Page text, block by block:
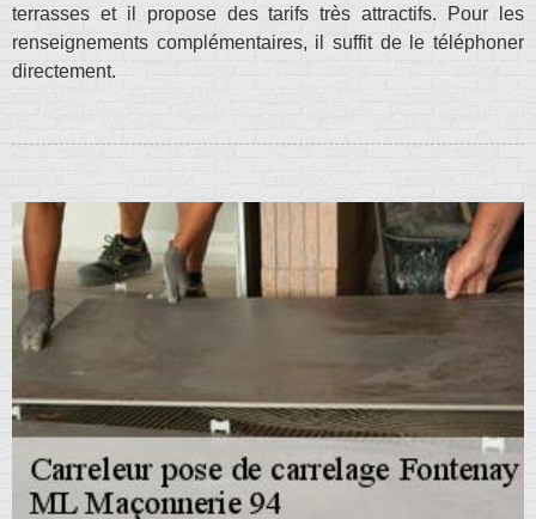
terrasses et il propose des tarifs très attractifs. Pour les
renseignements complémentaires, il suffit de le téléphoner
directement.